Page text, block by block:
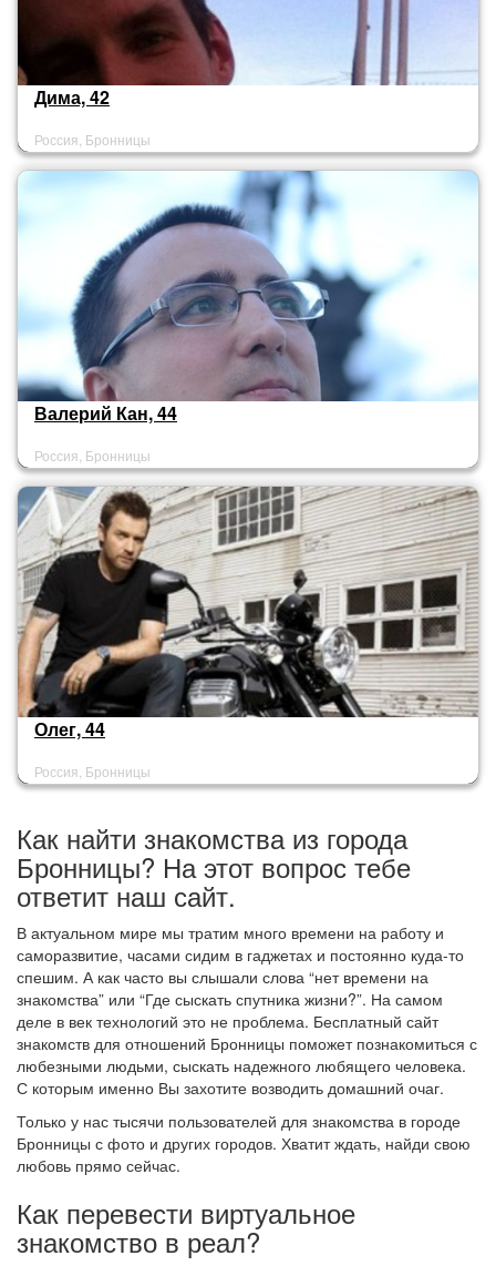
Дима, 42
Россия, Бронницы
Валерий Кан, 44
Россия, Бронницы
Олег, 44
Россия, Бронницы
Как найти знакомства из города
Бронницы? На этот вопрос тебе
ответит наш сайт.
В актуальном мире мы тратим много времени на работу и
саморазвитие, часами сидим в гаджетах и постоянно куда-то
спешим. А как часто вы слышали слова “нет времени на
знакомства” или “Где сыскать спутника жизни?”. На самом
деле в век технологий это не проблема. Бесплатный сайт
знакомств для отношений Бронницы поможет познакомиться с
любезными людьми, сыскать надежного любящего человека.
С которым именно Вы захотите возводить домашний очаг.
Только у нас тысячи пользователей для знакомства в городе
Бронницы с фото и других городов. Хватит ждать, найди свою
любовь прямо сейчас.
Как перевести виртуальное
знакомство в реал?